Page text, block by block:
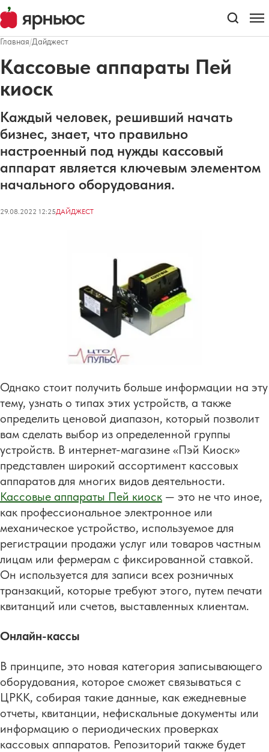
Главная/Дайджест
Кассовые аппараты Пей
киоск
Каждый человек, решивший начать
бизнес, знает, что правильно
настроенный под нужды кассовый
аппарат является ключевым элементом
начального оборудования.
29.08.2022 12:25ДАЙДЖЕСТ
Однако стоит получить больше информации на эту
тему, узнать о типах этих устройств, а также
определить ценовой диапазон, который позволит
вам сделать выбор из определенной группы
устройств. В интернет-магазине «Пэй Киоск»
представлен широкий ассортимент кассовых
аппаратов для многих видов деятельности.
Кассовые аппараты Пей киоск — это не что иное,
как профессиональное электронное или
механическое устройство, используемое для
регистрации продажи услуг или товаров частным
лицам или фермерам с фиксированной ставкой.
Он используется для записи всех розничных
транзакций, которые требуют этого, путем печати
квитанций или счетов, выставленных клиентам.
Онлайн-кассы
В принципе, это новая категория записывающего
оборудования, которое сможет связываться с
ЦРКК, собирая такие данные, как ежедневные
отчеты, квитанции, нефискальные документы или
информацию о периодических проверках
кассовых аппаратов. Репозиторий также будет